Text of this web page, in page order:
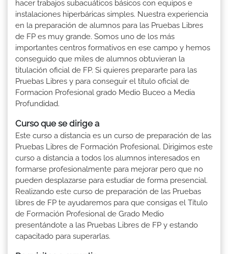
hacer trabajos subacuáticos básicos con equipos e
instalaciones hiperbáricas simples. Nuestra experiencia
en la preparación de alumnos para las Pruebas Libres
de FP es muy grande. Somos uno de los más
importantes centros formativos en ese campo y hemos
conseguido que miles de alumnos obtuvieran la
titulación oficial de FP. Si quieres prepararte para las
Pruebas Libres y para conseguir el título oficial de
Formacion Profesional grado Medio Buceo a Media
Profundidad.
Curso que se dirige a
Este curso a distancia es un curso de preparación de las
Pruebas Libres de Formación Profesional. Dirigimos este
curso a distancia a todos los alumnos interesados en
formarse profesionalmente para mejorar pero que no
pueden desplazarse para estudiar de forma presencial.
Realizando este curso de preparación de las Pruebas
libres de FP te ayudaremos para que consigas el Título
de Formación Profesional de Grado Medio
presentándote a las Pruebas Libres de FP y estando
capacitado para superarlas.